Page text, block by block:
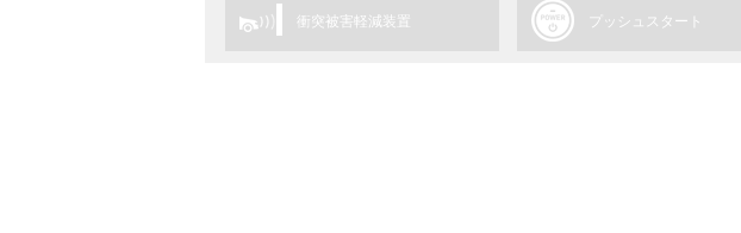
衝突被害軽減装置 プッシュスタート